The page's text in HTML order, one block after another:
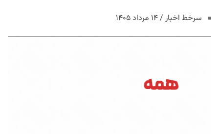
سرخط اخبار / ۱۴ مرداد ۱۴۰۵